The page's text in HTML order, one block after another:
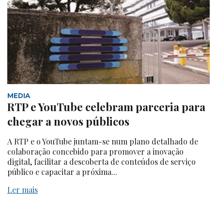
MEDIA
RTP e YouTube celebram parceria para
chegar a novos públicos
A RTP e o YouTube juntam-se num plano detalhado de
colaboração concebido para promover a inovação
digital, facilitar a descoberta de conteúdos de serviço
público e capacitar a próxima...
Ler mais